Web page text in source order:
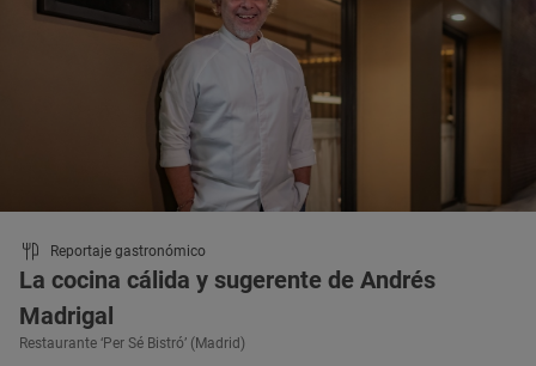
Reportaje gastronómico
La cocina cálida y sugerente de Andrés
Madrigal
Restaurante ‘Per Sé Bistró’ (Madrid)